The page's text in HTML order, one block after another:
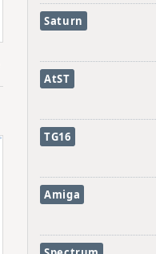
Saturn
AtST
TG16
Amiga